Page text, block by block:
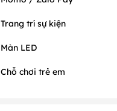
Trang trí sự kiện
Màn LED
Chỗ chơi trẻ em